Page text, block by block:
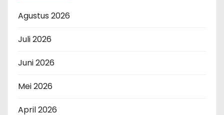
Agustus 2026
Juli 2026
Juni 2026
Mei 2026
April 2026